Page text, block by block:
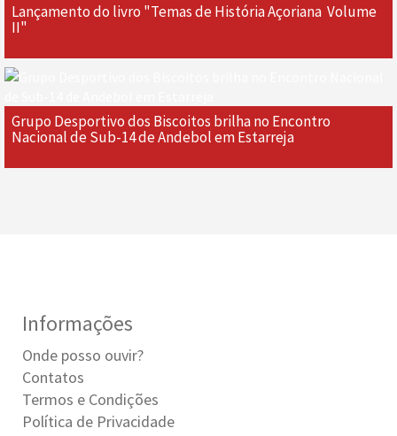
Lançamento do livro "Temas de História Açoriana  Volume
II"
Grupo Desportivo dos Biscoitos brilha no Encontro
Nacional de Sub-14 de Andebol em Estarreja
Informações
Onde posso ouvir?
Contatos
Termos e Condições
Política de Privacidade